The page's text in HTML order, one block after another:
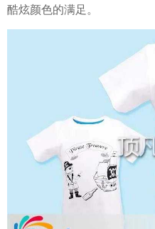
酷炫颜色的满足。